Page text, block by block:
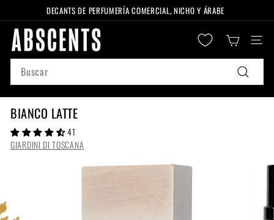
directamente
contenido
diapositivas
DECANTS DE PERFUMERÍA COMERCIAL, NICHO Y ÁRABE
A
B
S
C
E
N
T
S
Search
Buscar
BIANCO LATTE
41
GIARDINI DI TOSCANA